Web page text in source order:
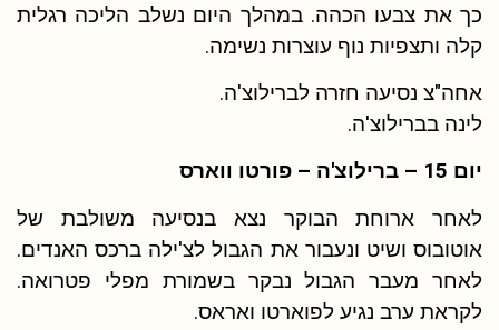
כך את צבעו הכהה. במהלך היום נשלב הליכה רגלית
קלה ותצפיות נוף עוצרות נשימה.
אחה"צ נסיעה חזרה לברילוצ'ה.
לינה בברילוצ'ה.
יום 15 – ברילוצ'ה – פורטו ווארס
לאחר ארוחת הבוקר נצא בנסיעה משולבת של
אוטובוס ושיט ונעבור את הגבול לצ'ילה ברכס האנדים.
לאחר מעבר הגבול נבקר בשמורת מפלי פטרואה.
לקראת ערב נגיע לפוארטו ואראס.